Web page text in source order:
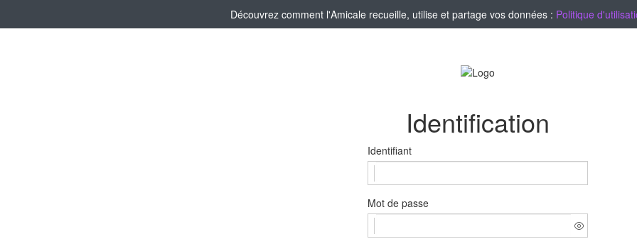
Découvrez comment l'Amicale recueille, utilise et partage vos données : Politique
Identification
Identifiant
Mot de passe